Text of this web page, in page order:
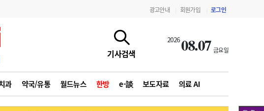
광고안내 회원가입 로그인
기사검색
202608.07 금요일
과 약국/유통 월드뉴스 한방 e-談 보도자료 의료 AI